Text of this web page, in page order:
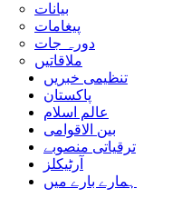
بیانات
پیغامات
دورہ جات
ملاقاتیں
تنظیمی خبریں
پاکستان
عالم اسلام
بین الاقوامی
ترقیاتی منصوبے
آرٹیکلز
ہمارے بارے میں